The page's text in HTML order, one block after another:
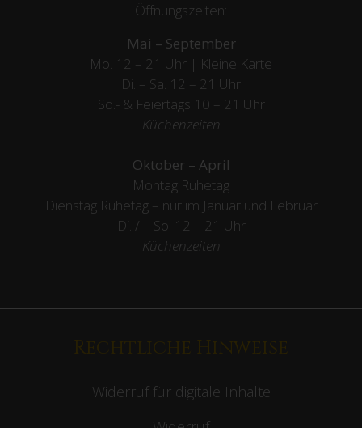
Öffnungszeiten:
Mai – September
Mo. 12 – 21 Uhr | Kleine Karte
Di. – Sa. 12 – 21 Uhr
So.- & Feiertags 10 – 21 Uhr
Küchenzeiten
Oktober – April
Montag Ruhetag
Dienstag Ruhetag – nur im Januar und Februar
Di. / – So. 12 – 21 Uhr
Küchenzeiten
Rechtliche Hinweise
Widerruf für digitale Inhalte